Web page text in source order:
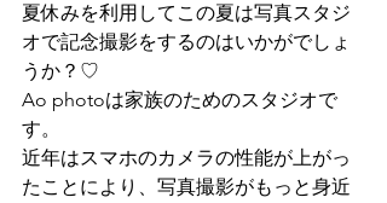
夏休みを利用してこの夏は写真スタジ
オで記念撮影をするのはいかがでしょ
うか？♡
Ao photoは家族のためのスタジオで
す。
近年はスマホのカメラの性能が上がっ
たことにより、写真撮影がもっと身近